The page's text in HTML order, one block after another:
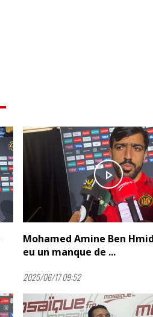
play_arrow
Mohamed Amine Ben
eu un manque de ...
2025/06/17 09:52